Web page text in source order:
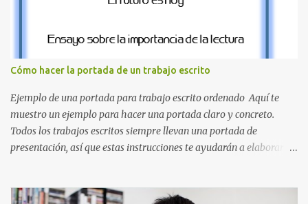
la Q en amarillo brillante, junto con la N y la P en un verde
inspirado en los niveles de los juegos. Formas icónicas : No te
pierdas la letra O , diseñada con ese estilo geométrico tan carac...
Cómo hacer la portada de un trabajo escrito
Ejemplo de una portada para trabajo escrito ordenado Aquí te
muestro un ejemplo para hacer una portada claro y concreto.
Todos los trabajos escritos siempre llevan una portada de
presentación, así que estas instrucciones te ayudarán a elaborar
compartir el enlace de este artículo para que así como a ti también